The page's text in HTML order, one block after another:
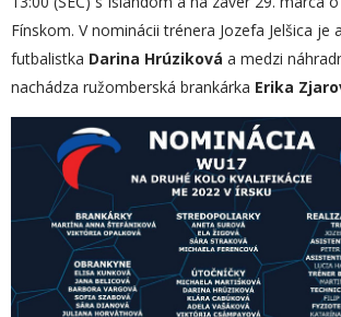
Fínskom. V nominácii trénera Jozefa Jelšica je
futbalistka Darina Hrúziková a medzi
nachádza ružomberská brankárka Erika